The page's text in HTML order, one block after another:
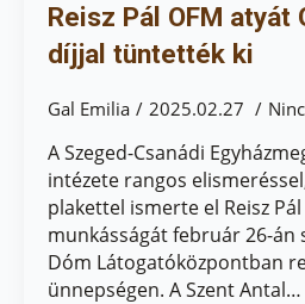
Reisz Pál OFM atyát
díjjal tüntették ki
Gal Emilia 2025.02.27
A Szeged-Csanádi
intézete rangos
plakettel ismerte el Reisz Pál
munkásságát február 26-án
Dóm Látogatóközpontban
ünnepségen. A Szent Antal…